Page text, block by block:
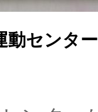
動センタ